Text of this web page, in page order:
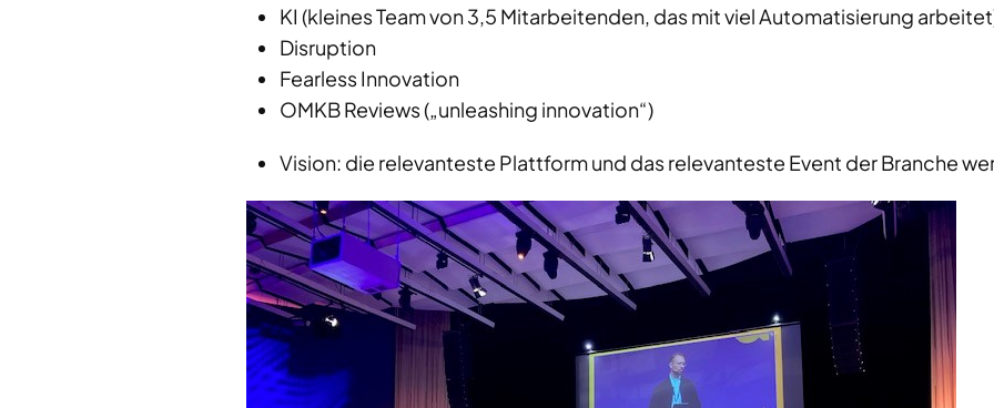
KI (kleines Team von 3,5 Mitarbeitenden, das mit viel Automatisierung
Disruption
Fearless Innovation
OMKB Reviews („unleashing innovation“)
Vision: die relevanteste Plattform und das relevanteste Event der Branche